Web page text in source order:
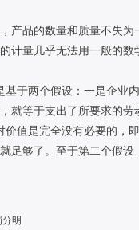
产品的数量和质量不失
计量几乎无法用一般的
基于两个假设：一是企业
就等于支出了所要求的劳
价值是完全没有必要的，
足够了。至于第二个假设
明